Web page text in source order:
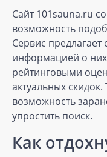
Сайт 101sauna.ru
возможность
Сервис
информацией о
рейтинговыми
актуальных
возможность
упростить поиск.
Как